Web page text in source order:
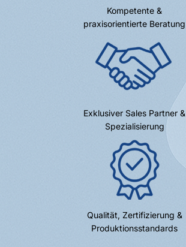
Kompetente &
praxisorientierte Beratung
Exklusiver Sales Partner &
Spezialisierung
Qualität, Zertifizierung &
Produktionsstandards